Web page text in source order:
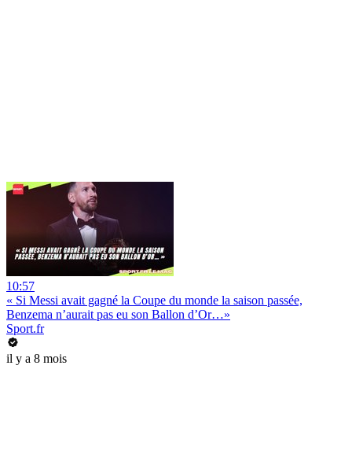
10:57
« Si Messi avait gagné la Coupe du monde la saison passée,
Benzema n’aurait pas eu son Ballon d’Or…»
Sport.fr
il y a 8 mois